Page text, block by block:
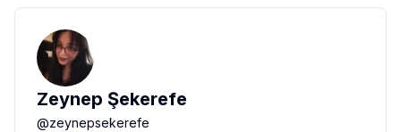
Zeynep Şekerefe
@zeynepsekerefe